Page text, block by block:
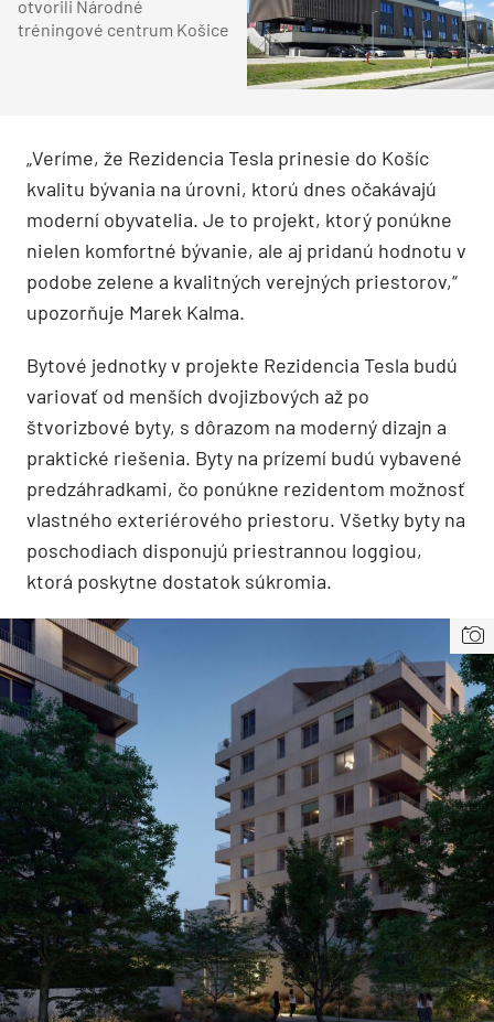
otvorili Národné
tréningové centrum Košice
„Veríme, že Rezidencia Tesla prinesie do Košíc
kvalitu bývania na úrovni, ktorú dnes očakávajú
moderní obyvatelia. Je to projekt, ktorý ponúkne
nielen komfortné bývanie, ale aj pridanú hodnotu v
podobe zelene a kvalitných verejných priestorov,“
upozorňuje Marek Kalma.
Bytové jednotky v projekte Rezidencia Tesla budú
variovať od menších dvojizbových až po
štvorizbové byty, s dôrazom na moderný dizajn a
praktické riešenia. Byty na prízemí budú vybavené
predzáhradkami, čo ponúkne rezidentom možnosť
vlastného exteriérového priestoru. Všetky byty na
poschodiach disponujú priestrannou loggiou,
ktorá poskytne dostatok súkromia.